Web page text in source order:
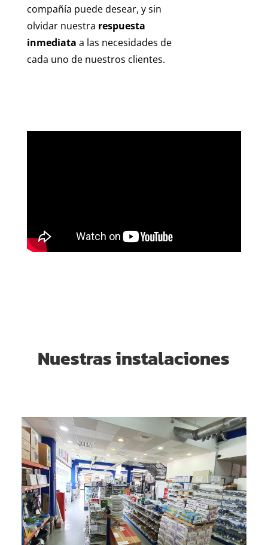
compañía puede desear, y sin
olvidar nuestra respuesta
inmediata a las necesidades de
cada uno de nuestros clientes.
Nuestras instalaciones